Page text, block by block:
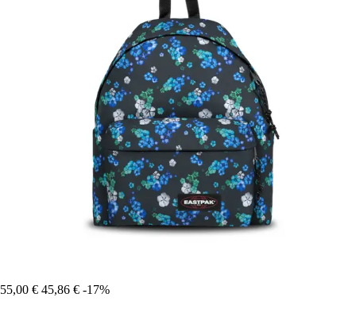
55,00 € 45,86 € -17%